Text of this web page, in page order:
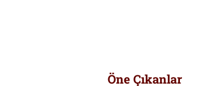
Öne Çıkanlar